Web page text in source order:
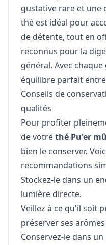
gustative rare et une
thé est idéal pour
de détente, tout en
reconnus pour la
général. Avec
équilibre parfait
Conseils de
qualités
Pour profiter
de votrethé Pu'er
bien le conserver.
recommandations
Stockez-le dans un
lumière directe.
Veillez à ce qu'il soit
préserver ses
Conservez-le dans